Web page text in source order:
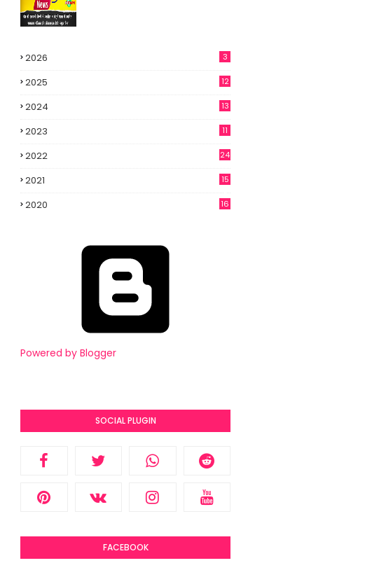
2026 3
2025 12
2024 13
2023 11
2022 24
2021
15
2020
16
Powered by Blogger
SOCIAL PLUGIN
FACEBOOK